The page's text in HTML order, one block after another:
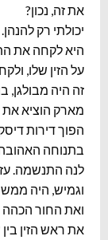
את זה, נכון?
יכולתי רק
היא לקחה את
על הזין שלו,
זה היה מבולגן,
מארק הוציא את
הפוך דירות
בתנוחה
לנה התנשמה.
וגמיש, היה
ואת החור
את ראש הזין